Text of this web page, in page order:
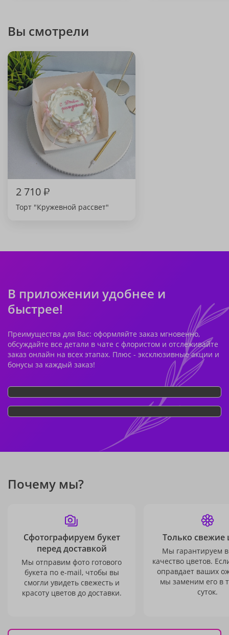
Вы смотрели
2 710₽
Торт "Кружевной рассвет"
В приложении удобнее и
быстрее!
Преимущества для Вас: оформляйте заказ мгновенно,
обсуждайте все детали в чате с флористом и отслеживайте
заказ онлайн на всех этапах. Плюс - эксклюзивные акции и
бонусы за каждый заказ!
Почему мы?
Сфотографируем букет
перед доставкой
Мы отправим фото готового
букета по e-mail, чтобы вы
смогли увидеть свежесть и
красоту цветов до доставки.
Только свежие
Мы гарантируем
качество цветов.
оправдает ваших
мы заменим его в
суток.